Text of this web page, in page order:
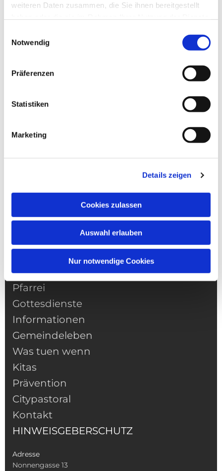
weiteren Daten zusammen, die Sie ihnen bereitgestellt
Notwendig
Präferenzen
Statistiken
Marketing
Details zeigen
Cookies zulassen
Auswahl erlauben
Nur notwendige Cookies
NAVIGATION
Pfarrei
Gottesdienste
Informationen
Gemeindeleben
Was tuen wenn
Kitas
Prävention
Citypastoral
Kontakt
HINWEISGEBERSCHUTZ
Adresse
Nonnengasse 13